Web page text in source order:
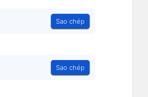
Sao chép
Sao chép